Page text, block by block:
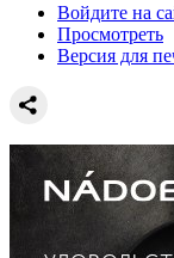
Войдите на
Просмотреть
Версия для